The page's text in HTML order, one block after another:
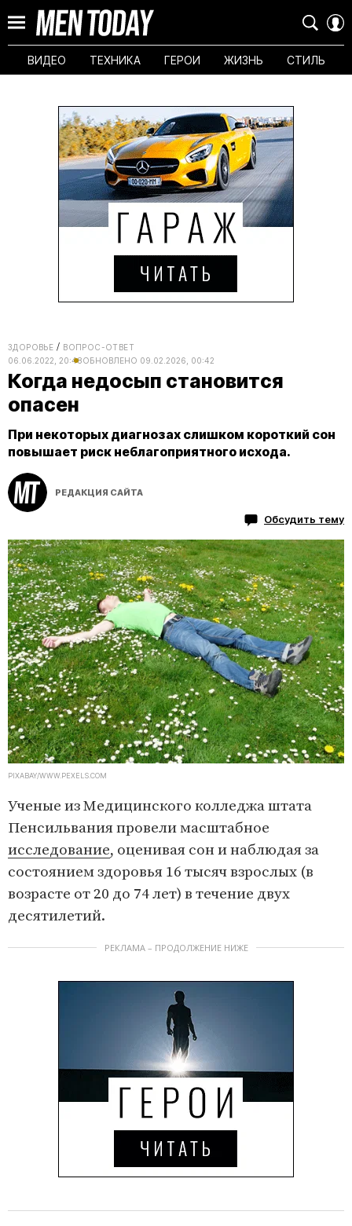
ВИДЕО ТЕХНИКА ГЕРОИ ЖИЗНЬ СТИЛЬ
ЗДОРОВЬЕ
ВОПРОС-ОТВЕТ
06.06.2022, 20:48ОБНОВЛЕНО 09.02.2026, 00:42
Когда недосып становится
опасен
При некоторых диагнозах слишком короткий сон
повышает риск неблагоприятного исхода.
РЕДАКЦИЯ САЙТА
Обсудить тему
PIXABAY/WWW.PEXELS.COM
Ученые из Медицинского колледжа штата
Пенсильвания провели масштабное
исследование, оценивая сон и наблюдая за
состоянием здоровья 16 тысяч взрослых (в
возрасте от 20 до 74 лет) в течение двух
десятилетий.
РЕКЛАМА – ПРОДОЛЖЕНИЕ НИЖЕ